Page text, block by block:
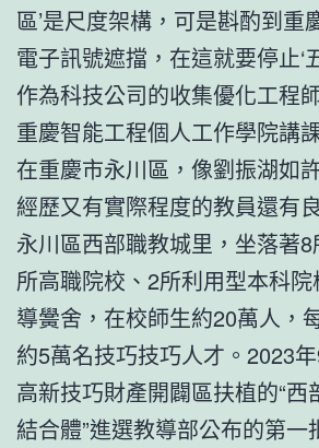
區’是尺度架構，可是斟酌到重
電子訊號遮擋，在這就要停止‘
作為科技公司的收集優化工程
重慶智能工程個人工作學院講
在重慶市永川區，像劉振湖如
經歷又有實際程度的教員還有
永川區西部職教城里，坐落著
所高職院校、2所利用型本科
導黌舍，在校師生約20萬人，
約5萬名技巧技巧人才。2023
高新技巧財產開闢區扶植的“西
結合體”進選教導部公布的第一